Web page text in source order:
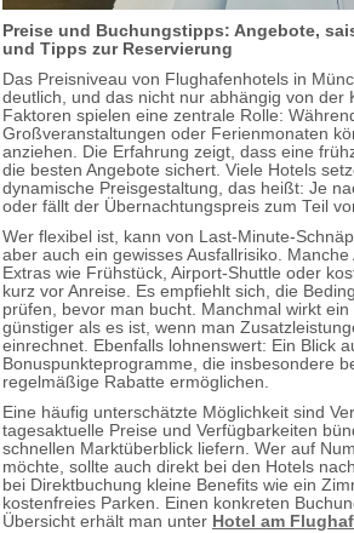
Preise und Buchungstipps: Angebote,
und Tipps zur Reservierung
Das Preisniveau von Flughafenhotels in
deutlich, und das nicht nur abhängig von der
Faktoren spielen eine zentrale Rolle:
Großveranstaltungen oder Ferienmonaten
anziehen. Die Erfahrung zeigt, dass eine
die besten Angebote sichert. Viele Hotels
dynamische Preisgestaltung, das heißt: Je
oder fällt der Übernachtungspreis zum Teil
Wer flexibel ist, kann von Last-Minute-
aber auch ein gewisses Ausfallrisiko.
Extras wie Frühstück, Airport-Shuttle oder
kurz vor Anreise. Es empfiehlt sich, die
prüfen, bevor man bucht. Manchmal wirkt
günstiger als es ist, wenn man
einrechnet. Ebenfalls lohnenswert: Ein Blick
Bonuspunkteprogramme, die insbesondere
regelmäßige Rabatte ermöglichen.
Eine häufig unterschätzte Möglichkeit sind
tagesaktuelle Preise und Verfügbarkeiten
schnellen Marktüberblick liefern. Wer auf
möchte, sollte auch direkt bei den Hotels
bei Direktbuchung kleine Benefits wie ein
kostenfreies Parken. Einen konkreten
Übersicht erhält man unter Hotel am